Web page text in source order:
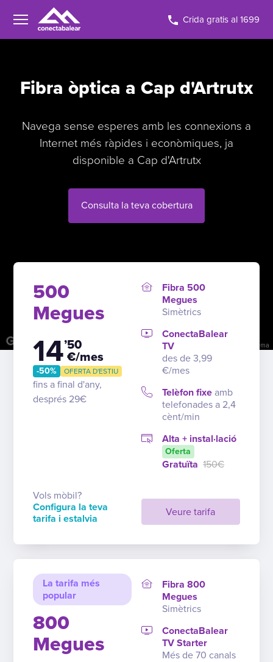
Crida gratis al 1699
Tecles de drecera Condicions Informa d'un problema
Fibra òptica a Cap d'Artrutx
Navega sense esperes amb les connexions a
Internet més ràpides i econòmiques, ja
disponible a Cap d'Artrutx
Consulta la teva cobertura
500
Megues
14’50
€/mes
-50% OFERTA D'ESTIU
fins a final d'any,
després 29€
Veure tarifa
Fibra 500
Megues
Simètrics
ConectaBalear
TV
des de 3,99
€/mes
Telèfon fixe amb
telefonades a 2,4
cènt/min
Alta + instal·lació
Oferta
Gratuïta 150€
Vols mòbil?
Configura la teva
tarifa i estalvia
La tarifa més
popular
800
Megues
Fibra 800
Megues
Simètrics
ConectaBalear
TV Starter
Més de 70 canals